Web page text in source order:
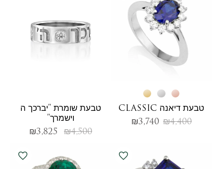
טבעת דיאנה CLASSIC
₪4,400
₪3,740
טבעת שומרת "יברכך ה
וישמרך"
₪4,500
₪3,825